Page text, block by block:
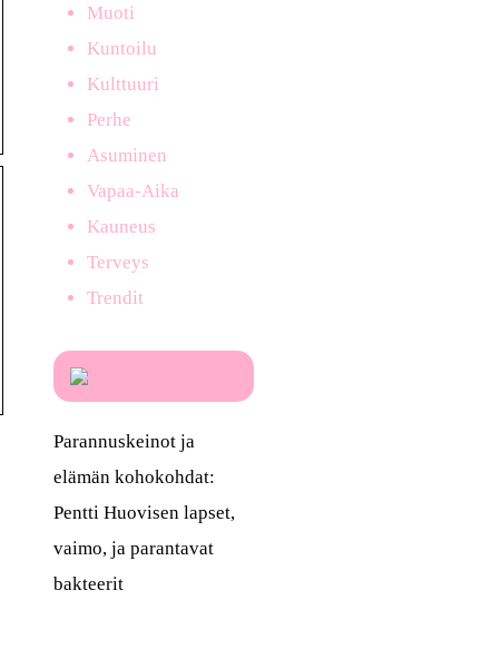
Muoti
Kuntoilu
Kulttuuri
Perhe
Asuminen
Vapaa-Aika
Kauneus
Terveys
Trendit
Parannuskeinot ja
elämän kohokohdat:
Pentti Huovisen lapset,
vaimo, ja parantavat
bakteerit